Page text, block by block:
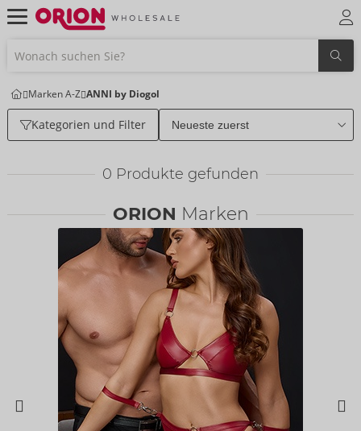
Marken A-Z ANNI by Diogol
Kategorien und Filter
0 Produkte gefunden
ORION Marken